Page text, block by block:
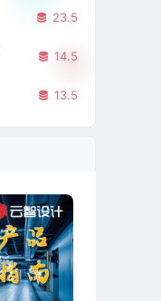
23.5
14.5
13.5